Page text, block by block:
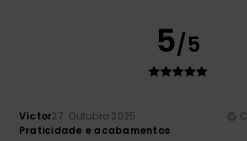
5/5
Víctor27. Outubro 2025
Praticidade e acabamentos